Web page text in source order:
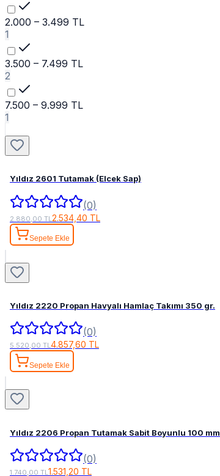
2.000 – 3.499 TL
1
3.500 – 7.499 TL
2
7.500 – 9.999 TL
1
Yıldız 2601 Tutamak (Elcek Sap)
(0)
2.880,00 TL 2.534,40 TL
Sepete Ekle
Yıldız 2220 Propan Havyalı Hamlaç Takımı 350 gr.
(0)
5.520,00 TL4.857,60 TL
Sepete Ekle
Yıldız 2206 Propan Tutamak Sabit Boyunlu 100 mm
(0)
1.740,00 TL1.531,20 TL